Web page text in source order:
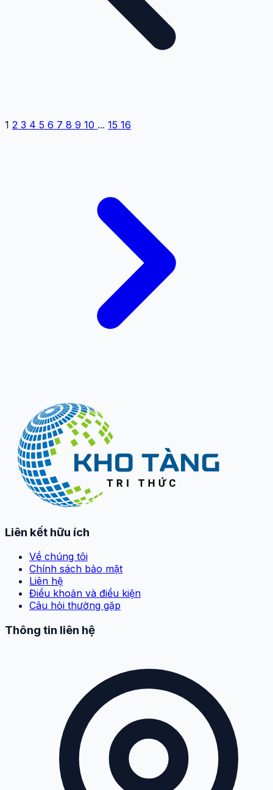
1 2 3 4 5 6 7 8 9 10 ... 15 16
Liên kết hữu ích
Về chúng tôi
Chính sách bảo mật
Liên hệ
Điều khoản và điều kiện
Câu hỏi thường gặp
Thông tin liên hệ